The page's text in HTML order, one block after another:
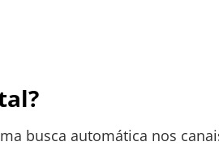
busca automática nos